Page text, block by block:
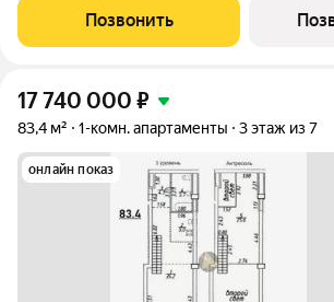
представлены различные варианты: от
просторных резиденций с панорамными
Позвонить
17 740 000 ₽
83,4 м² 1-комн. апартаменты 3 этаж из 7
онлайн показ